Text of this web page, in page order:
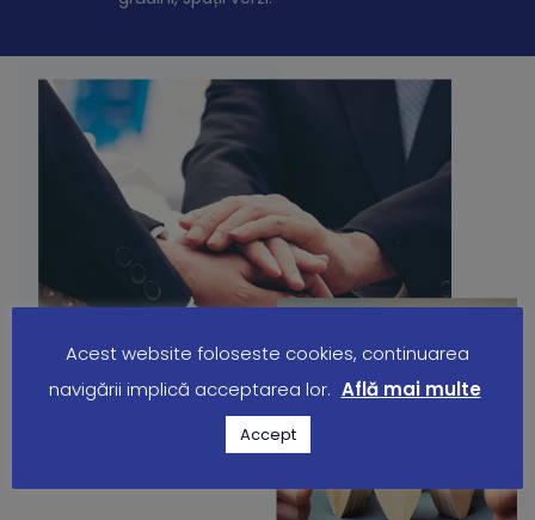
Acest website foloseste cookies, continuarea
navigării implică acceptarea lor. Află mai multe
Accept